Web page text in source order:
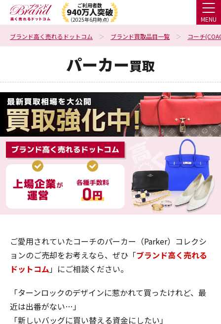
ご利用者数
940万人突破
（2025年6月時点） MENU
ブランド高く売れるドットコム ブランド買取品目一覧 コーチ
パーカー買取
ご愛用されていたコーチのパーカー（Parker）コレクシ
ョンのご売却をお考えなら、ぜひ「ブランド高く売れる
ドットコム」にご相談ください。
「ターンロックのデザインに惹かれて買ったけれど、最
近は出番がない…」
「新しいバッグに買い替える資金にしたい」